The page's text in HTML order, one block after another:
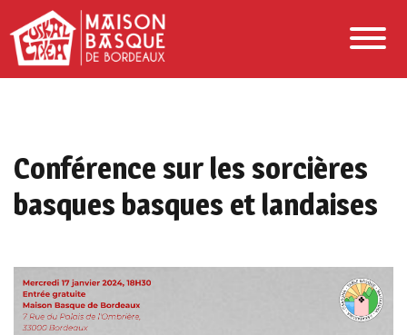
Conférence sur les sorcières
basques basques et landaises